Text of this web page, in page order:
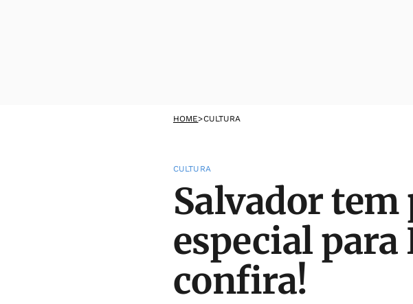
HOME>CULTURA
CULTURA
Salvador
especial para
confira!